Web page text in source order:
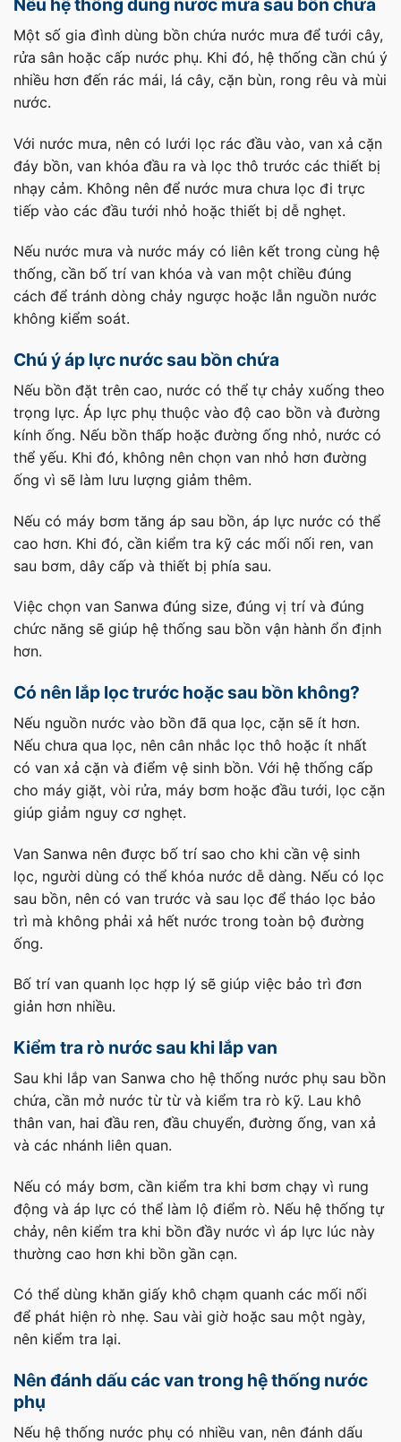
Nếu hệ thống dùng nước mưa sau bồn chứa
Một số gia đình dùng bồn chứa nước mưa để tưới cây,
rửa sân hoặc cấp nước phụ. Khi đó, hệ thống cần chú ý
nhiều hơn đến rác mái, lá cây, cặn bùn, rong rêu và mùi
nước.
Với nước mưa, nên có lưới lọc rác đầu vào, van xả cặn
đáy bồn, van khóa đầu ra và lọc thô trước các thiết bị
nhạy cảm. Không nên để nước mưa chưa lọc đi trực
tiếp vào các đầu tưới nhỏ hoặc thiết bị dễ nghẹt.
Nếu nước mưa và nước máy có liên kết trong cùng hệ
thống, cần bố trí van khóa và van một chiều đúng
cách để tránh dòng chảy ngược hoặc lẫn nguồn nước
không kiểm soát.
Chú ý áp lực nước sau bồn chứa
Nếu bồn đặt trên cao, nước có thể tự chảy xuống theo
trọng lực. Áp lực phụ thuộc vào độ cao bồn và đường
kính ống. Nếu bồn thấp hoặc đường ống nhỏ, nước có
thể yếu. Khi đó, không nên chọn van nhỏ hơn đường
ống vì sẽ làm lưu lượng giảm thêm.
Nếu có máy bơm tăng áp sau bồn, áp lực nước có thể
cao hơn. Khi đó, cần kiểm tra kỹ các mối nối ren, van
sau bơm, dây cấp và thiết bị phía sau.
Việc chọn van Sanwa đúng size, đúng vị trí và đúng
chức năng sẽ giúp hệ thống sau bồn vận hành ổn định
hơn.
Có nên lắp lọc trước hoặc sau bồn không?
Nếu nguồn nước vào bồn đã qua lọc, cặn sẽ ít hơn.
Nếu chưa qua lọc, nên cân nhắc lọc thô hoặc ít nhất
có van xả cặn và điểm vệ sinh bồn. Với hệ thống cấp
cho máy giặt, vòi rửa, máy bơm hoặc đầu tưới, lọc cặn
giúp giảm nguy cơ nghẹt.
Van Sanwa nên được bố trí sao cho khi cần vệ sinh
lọc, người dùng có thể khóa nước dễ dàng. Nếu có lọc
sau bồn, nên có van trước và sau lọc để tháo lọc bảo
trì mà không phải xả hết nước trong toàn bộ đường
ống.
Bố trí van quanh lọc hợp lý sẽ giúp việc bảo trì đơn
giản hơn nhiều.
Kiểm tra rò nước sau khi lắp van
Sau khi lắp van Sanwa cho hệ thống nước phụ sau bồn
chứa, cần mở nước từ từ và kiểm tra rò kỹ. Lau khô
thân van, hai đầu ren, đầu chuyển, đường ống, van xả
và các nhánh liên quan.
Nếu có máy bơm, cần kiểm tra khi bơm chạy vì rung
động và áp lực có thể làm lộ điểm rò. Nếu hệ thống tự
chảy, nên kiểm tra khi bồn đầy nước vì áp lực lúc này
thường cao hơn khi bồn gần cạn.
Có thể dùng khăn giấy khô chạm quanh các mối nối
để phát hiện rò nhẹ. Sau vài giờ hoặc sau một ngày,
nên kiểm tra lại.
Nên đánh dấu các van trong hệ thống nước
phụ
Nếu hệ thống nước phụ có nhiều van, nên đánh dấu